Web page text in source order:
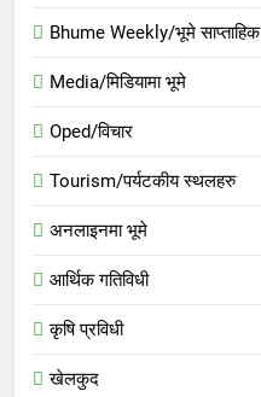
Bhume Weekly/भूमे साप्ताहिक
Media/मिडियामा भूमे
Oped/विचार
Tourism/पर्यटकीय स्थलहरु
अनलाइनमा भूमे
आर्थिक गतिविधी
कृषि प्रविधी
खेलकुद